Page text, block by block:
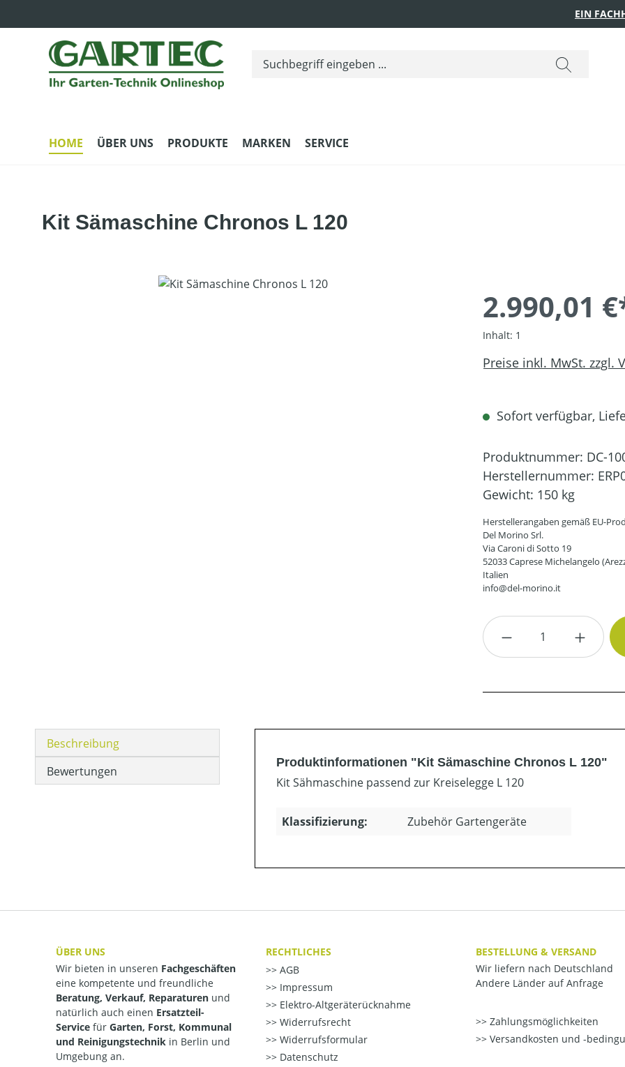
EIN
HOME ÜBER UNS PRODUKTE MARKEN SERVICE
Kit Sämaschine Chronos L 120
Bildergalerie überspringen
2.990,01
Inhalt: 1
Preise inkl. MwSt. zzgl.
Sofort verfügbar,
Produktnummer: DC-
Herstellernummer:
Gewicht: 150 kg
Herstellerangaben gemäß EU-
Del Morino Srl.
Via Caroni di Sotto 19
52033 Caprese Michelangelo
Italien
info@del-morino.it
Produkt Anzahl:
Beschreibung
Bewertungen
Produktinformationen "Kit Sämaschine Chronos L 120"
Kit Sähmaschine passend zur Kreiselegge L 120
Klassifizierung: Zubehör Gartengeräte
ÜBER UNS
Wir bieten in unseren Fachgeschäften
eine kompetente und freundliche
Beratung, Verkauf, Reparaturen und
natürlich auch einen Ersatzteil-
Service für Garten, Forst, Kommunal
und Reinigungstechnik in Berlin und
Umgebung an.
RECHTLICHES
AGB
Impressum
Elektro-Altgeräterücknahme
Widerrufsrecht
Widerrufsformular
Datenschutz
BESTELLUNG & VERSAND
Wir liefern nach Deutschland
Andere Länder auf Anfrage
Zahlungsmöglichkeiten
Versandkosten und -